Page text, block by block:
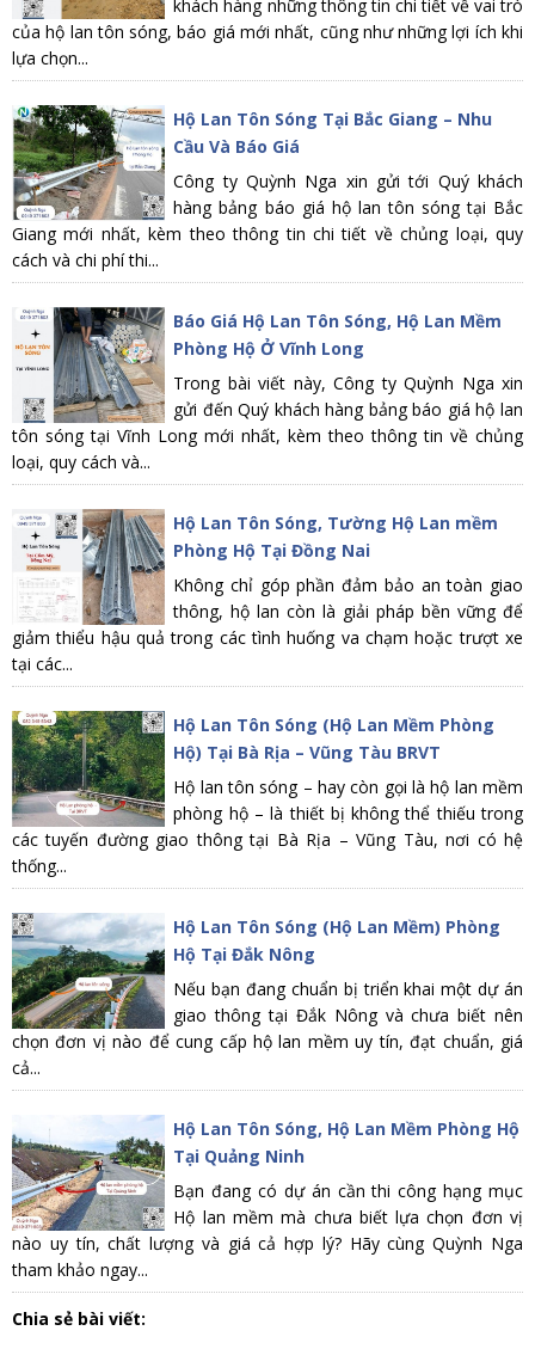
khách hàng những thông tin chi tiết về vai trò
của hộ lan tôn sóng, báo giá mới nhất, cũng như những lợi ích khi
lựa chọn...
Hộ Lan Tôn Sóng Tại Bắc Giang – Nhu
Cầu Và Báo Giá
Công ty Quỳnh Nga xin gửi tới Quý khách
hàng bảng báo giá hộ lan tôn sóng tại Bắc
Giang mới nhất, kèm theo thông tin chi tiết về chủng loại, quy
cách và chi phí thi...
Báo Giá Hộ Lan Tôn Sóng, Hộ Lan Mềm
Phòng Hộ Ở Vĩnh Long
Trong bài viết này, Công ty Quỳnh Nga xin
gửi đến Quý khách hàng bảng báo giá hộ lan
tôn sóng tại Vĩnh Long mới nhất, kèm theo thông tin về chủng
loại, quy cách và...
Hộ Lan Tôn Sóng, Tường Hộ Lan mềm
Phòng Hộ Tại Đồng Nai
Không chỉ góp phần đảm bảo an toàn giao
thông, hộ lan còn là giải pháp bền vững để
giảm thiểu hậu quả trong các tình huống va chạm hoặc trượt xe
tại các...
Hộ Lan Tôn Sóng (Hộ Lan Mềm Phòng
Hộ) Tại Bà Rịa – Vũng Tàu BRVT
Hộ lan tôn sóng – hay còn gọi là hộ lan mềm
phòng hộ – là thiết bị không thể thiếu trong
các tuyến đường giao thông tại Bà Rịa – Vũng Tàu, nơi có hệ
thống...
Hộ Lan Tôn Sóng (Hộ Lan Mềm) Phòng
Hộ Tại Đắk Nông
Nếu bạn đang chuẩn bị triển khai một dự án
giao thông tại Đắk Nông và chưa biết nên
chọn đơn vị nào để cung cấp hộ lan mềm uy tín, đạt chuẩn, giá
cả...
Hộ Lan Tôn Sóng, Hộ Lan Mềm Phòng Hộ
Tại Quảng Ninh
Bạn đang có dự án cần thi công hạng mục
Hộ lan mềm mà chưa biết lựa chọn đơn vị
nào uy tín, chất lượng và giá cả hợp lý? Hãy cùng Quỳnh Nga
tham khảo ngay...
Chia sẻ bài viết: